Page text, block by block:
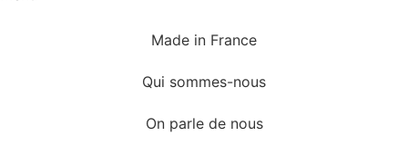
Made in France
Qui sommes-nous
On parle de nous